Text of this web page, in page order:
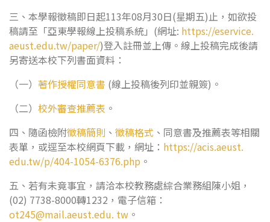
三、本學報徵稿即日起113年08月30日(星期五)止，如欲投
稿請至「亞東學報線上投稿系統」(網址: https://eservice.
aeust.edu.tw/paper/)登入註冊並上傳。線上投稿完成後請
另寄送本校下列書面資料：
（一） 著作授權同意書 (線上投稿後列印並親簽)。
（二） 校外審查推薦表 。
四、隨函檢附徵稿簡則 、 徵稿格式 、同意書及推薦表等相關
表單，或逕至本校網頁下載，網址： https://acis.aeust.
edu.tw/p/404-1054-6376.php 。
五、若有未竟事宜，請洽本校教務處綜合業務組陳小姐，
(02) 7738-8000轉1232，電子信箱：
ot245@mail.aeust.edu. tw 。